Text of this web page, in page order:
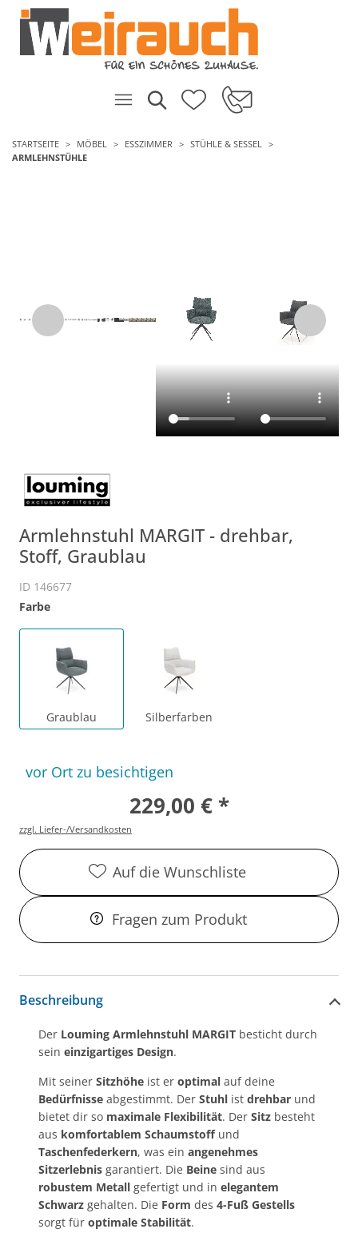
STARTSEITE MÖBEL ESSZIMMER
STÜHLE & SESSEL
ARMLEHNSTÜHLE
Armlehnstuhl MARGIT - drehbar,
Stoff, Graublau
ID 146677
Farbe
Graublau Silberfarben
vor Ort zu besichtigen
229,00 € *
zzgl. Liefer-/Versandkosten
Auf die Wunschliste
Fragen zum Produkt
Beschreibung
Der Louming Armlehnstuhl MARGIT besticht durch
sein einzigartiges Design.
Mit seiner Sitzhöhe ist er optimal auf deine
Bedürfnisse abgestimmt. Der Stuhl ist drehbar und
bietet dir so maximale Flexibilität. Der Sitz besteht
aus komfortablem Schaumstoff und
Taschenfederkern, was ein angenehmes
Sitzerlebnis garantiert. Die Beine sind aus
robustem Metall gefertigt und in elegantem
Schwarz gehalten. Die Form des 4-Fuß Gestells
sorgt für optimale Stabilität.